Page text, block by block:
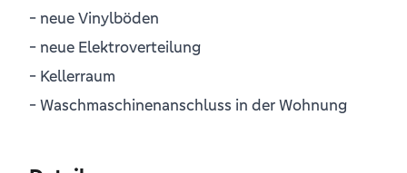
- neue Vinylböden
- neue Elektroverteilung
- Kellerraum
- Waschmaschinenanschluss in der Wohnung